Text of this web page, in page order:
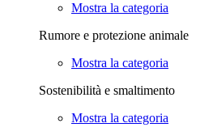
Mostra la categoria
Rumore e protezione animale
Mostra la categoria
Sostenibilità e smaltimento
Mostra la categoria